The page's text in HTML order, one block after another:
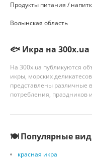
Продукты питания /
Волынская область
🐟 Икра на 300x.ua
На 300x.ua публикуются
икры, морских
представлены различные
потребления, праздников
🍽️ Популярные
красная икра